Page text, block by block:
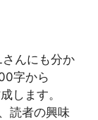
んにも分か
字から
します。
読者の興味